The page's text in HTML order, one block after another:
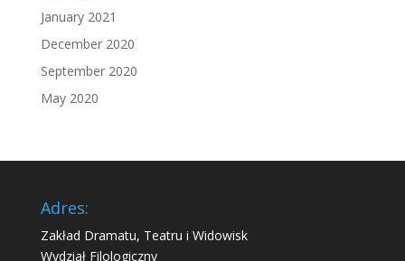
January 2021
December 2020
September 2020
May 2020
Adres:
Zakład Dramatu, Teatru i Widowisk
Wydział Filologiczny